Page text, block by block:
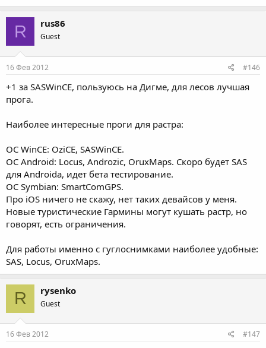
R rus86
Guest
16 Фев 2012 #146
+1 за SASWinCE, пользуюсь на Дигме, для лесов лучшая
прога.
Наиболее интересные проги для растра:
ОС WinCE: OziCE, SASWinCE.
ОС Android: Locus, Androzic, OruxMaps. Скоро будет SAS
для Androida, идет бета тестирование.
ОС Symbian: SmartComGPS.
Про iOS ничего не скажу, нет таких девайсов у меня.
Новые туристические Гармины могут кушать растр, но
говорят, есть ограничения.
Для работы именно с гуглоснимками наиболее удобные:
SAS, Locus, OruxMaps.
R rysenko
Guest
16 Фев 2012 #147